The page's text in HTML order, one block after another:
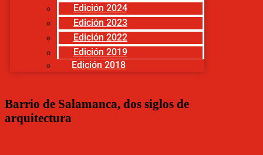
Edición 2024
Edición 2023
Edición 2022
Edición 2019
Edición 2018
Barrio de Salamanca, dos siglos de
arquitectura